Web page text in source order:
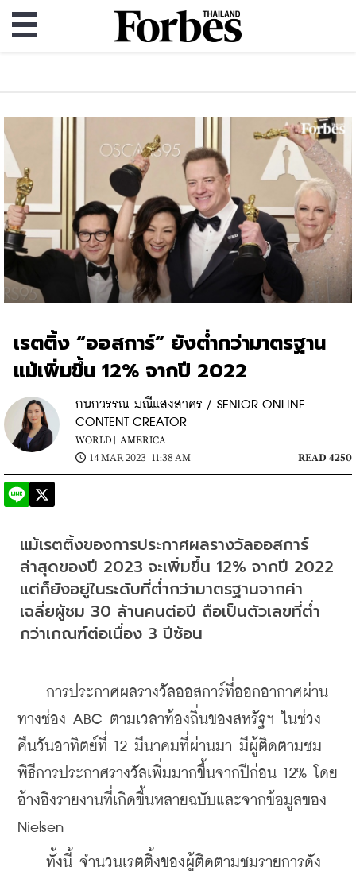
เรตติ้ง “ออสการ์” ยังต่ำกว่ามาตรฐาน
แม้เพิ่มขึ้น 12% จากปี 2022
กนกวรรณ มณีแสงสาคร / SENIOR ONLINE
CONTENT CREATOR
WORLD | AMERICA
14 MAR 2023 | 11:38 AM
READ 4250
แม้เรตติ้งของการประกาศผลรางวัลออสการ์
ล่าสุดของปี 2023 จะเพิ่มขึ้น 12% จากปี 2022
แต่ก็ยังอยู่ในระดับที่ต่ำกว่ามาตรฐานจากค่า
เฉลี่ยผู้ชม 30 ล้านคนต่อปี ถือเป็นตัวเลขที่ต่ำ
กว่าเกณฑ์ต่อเนื่อง 3 ปีซ้อน
การประกาศผลรางวัลออสการ์ที่ออกอากาศผ่าน
ทางช่อง ABC ตามเวลาท้องถิ่นของสหรัฐฯ ในช่วง
คืนวันอาทิตย์ที่ 12 มีนาคมที่ผ่านมา มีผู้ติดตามชม
พิธีการประกาศรางวัลเพิ่มมากขึ้นจากปีก่อน 12% โดย
อ้างอิงรายงานที่เกิดขึ้นหลายฉบับและจากข้อมูลของ
Nielsen
ทั้งนี้ จำนวนเรตติ้งของผู้ติดตามชมรายการดัง